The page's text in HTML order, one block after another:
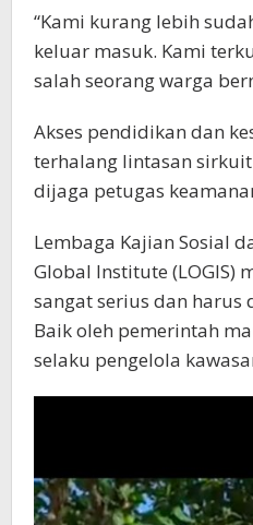
“Kami kurang lebih
keluar masuk. Kami
salah seorang warga
Akses pendidikan dan
terhalang lintasan
dijaga petugas
Lembaga Kajian Sosial
Global Institute (LOGIS)
sangat serius dan harus
Baik oleh pemerintah
selaku pengelola